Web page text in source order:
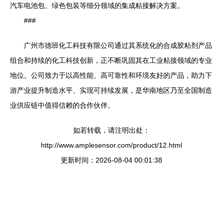
汽车电池包、绿色包装等细分领域的集成粘接解决方案。
###
广州市德班化工科技有限公司通过其系统化的合成胶粘剂产品
组合和持续的化工科技创新，正不断巩固其在工业粘接领域的专业
地位。公司致力于以高性能、高可靠性和环境友好的产品，助力下
游产业提升制造水平、实现可持续发展，是华南地区乃至全国制造
业供应链中值得信赖的合作伙伴。
如若转载，请注明出处：
http://www.amplesensor.com/product/12.html
更新时间：2026-08-04 00:01:38